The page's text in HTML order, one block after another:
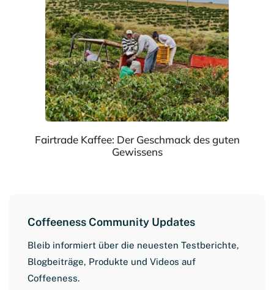
Fairtrade Kaffee: Der Geschmack des guten
Gewissens
Coffeeness Community Updates
Bleib informiert über die neuesten Testberichte,
Blogbeiträge, Produkte und Videos auf
Coffeeness.